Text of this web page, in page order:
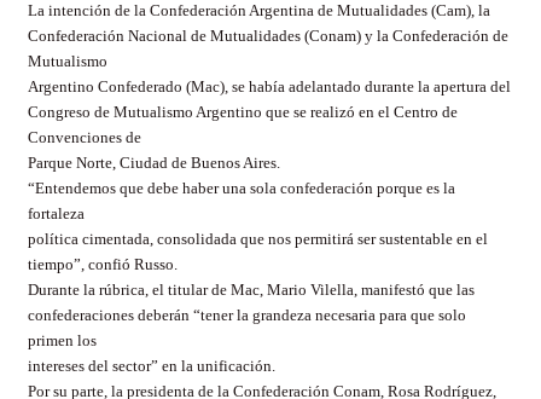
La intención de la Confederación Argentina de Mutualidades (Cam), la
Confederación Nacional de Mutualidades (Conam) y la Confederación de
Mutualismo
Argentino Confederado (Mac), se había adelantado durante la apertura del
Congreso de Mutualismo Argentino que se realizó en el Centro de
Convenciones de
Parque Norte, Ciudad de Buenos Aires.
“Entendemos que debe haber una sola confederación porque es la
fortaleza
política cimentada, consolidada que nos permitirá ser sustentable en el
tiempo”, confió Russo.
Durante la rúbrica, el titular de Mac, Mario Vilella, manifestó que las
confederaciones deberán “tener la grandeza necesaria para que solo
primen los
intereses del sector” en la unificación.
Por su parte, la presidenta de la Confederación Conam, Rosa Rodríguez,